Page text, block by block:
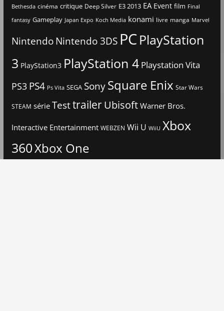
Bethesda cinéma critique Deep Silver E3 2013 EA Event film Final
fantasy Gameplay Japan Expo Koch Media konami livre manga Marvel
Nintendo Nintendo 3DS PCPlayStation
3 PlayStation3 PlayStation 4 Playstation Vita
PS3 PS4 Ps Vita SEGA Sony Square Enix Star Wars
STEAM série TesttrailerUbisoftWarner Bros.
Interactive Entertainment WEBZEN Wii U WiiU Xbox
360Xbox One